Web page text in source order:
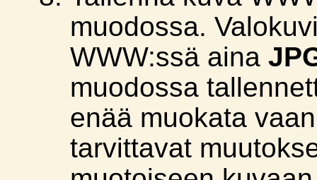
muodossa.
WWW:ssä aina
muodossa
enää muokata
tarvittavat